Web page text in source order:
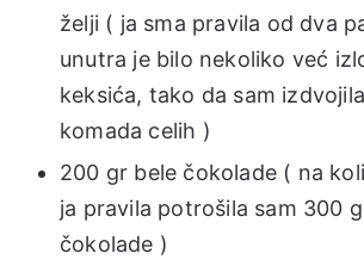
želji ( ja sma pravila od dva
unutra je bilo nekoliko već
keksića, tako da sam
komada celih )
200 gr bele čokolade ( na
ja pravila potrošila sam 300
čokolade )